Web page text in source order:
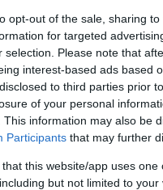
opt-out of the sale, sharing
for targeted
selection. Please note that
interest-based ads based
to third parties prior
of your personal
This information may also be
Participants that may further
that this website/app uses
but not limited to